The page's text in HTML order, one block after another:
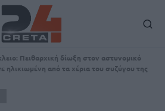
Πειθαρχική δίωξη στον αστυνομικό
ηλικιωμένη από τα χέρια του συζύγου της